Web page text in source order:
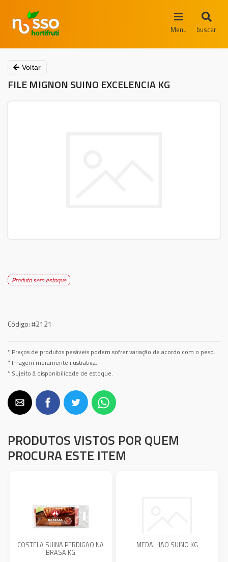
Menu buscar
Voltar
FILE MIGNON SUINO EXCELENCIA KG
Produto sem estoque
Código:#2121
* Preços de produtos pesáveis podem sofrer variação de acordo com o peso.
* Imagem meramente ilustrativa.
* Sujeito à disponibilidade de estoque.
PRODUTOS VISTOS POR QUEM
PROCURA ESTE ITEM
COSTELA SUINA PERDIGAO NA
BRASA KG
MEDALHAO SUINO KG